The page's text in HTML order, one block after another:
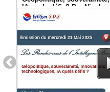
IA quels défis? Par Nicolas